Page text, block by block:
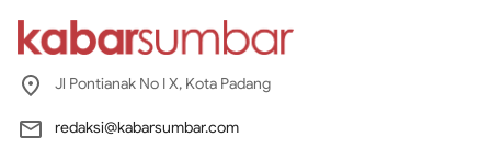
Jl Pontianak No I X, Kota Padang
redaksi@kabarsumbar.com